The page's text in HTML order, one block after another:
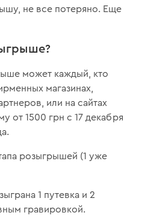
не все потеряно. Еще
может каждый, кто
магазинах,
или на сайтах
от 1500 грн с 17 декабря
розыгрышей (1 уже
1 путевка и 2
гравировкой.